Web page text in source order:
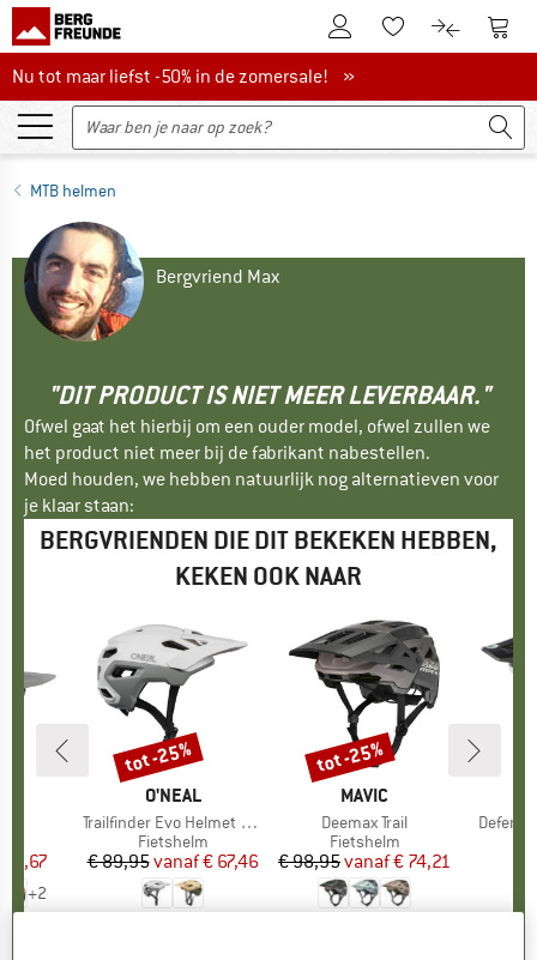
De klantenaccount
Naar deNaar de
Nu tot maar liefst -50% in de zomersale!
Nu tot maar liefst -50% in de zomersale! »
MTB helmen
Bergvriend Max
"DIT PRODUCT IS NIET MEER LEVERBAAR."
Ofwel gaat het hierbij om een ouder model, ofwel zullen we
het product niet meer bij de fabrikant nabestellen.
Moed houden, we hebben natuurlijk nog alternatieven voor
je klaar staan:
BERGVRIENDEN DIE DIT BEKEKEN HEBBEN,
KEKEN OOK NAAR
prijs
+2
MERK
O'NEAL
Artikel
Trailfinder Evo Helmet Solid
Productgroep
Fietshelm
Prijs
€ 89,95 Verlaagde prijs
vanaf€ 67,46
Korting
tot -25%
MERK
MAVIC
Artikel
Deemax Trail
Productgroep
Fietshelm
Prijs
€ 98,95 Verlaagde prijs
vanaf€ 74,21
Korting
tot -25%
Artikel